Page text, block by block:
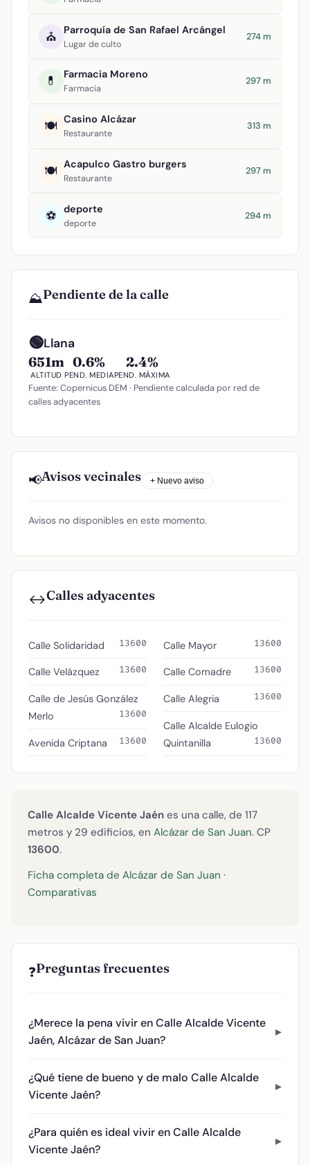
⛪ Parroquía de San Rafael Arcángel
Lugar de culto
274 m
💊 Farmacia Moreno
Farmacia
297 m
🍽️ Casino Alcázar
Restaurante
313 m
🍽️ Acapulco Gastro burgers
Restaurante
297 m
⚽ deporte
deporte
294 m
⛰️Pendiente de la calle
🟢Llana
651m
ALTITUD
0.6%
PEND. MEDIA
2.4%
PEND. MÁXIMA
Fuente: Copernicus DEM · Pendiente calculada por red de
calles adyacentes
📢Avisos vecinales + Nuevo aviso
Avisos no disponibles en este momento.
↔️Calles adyacentes
Calle Solidaridad 13600
Calle Velázquez 13600
Calle de Jesús González
Merlo
13600
Avenida Criptana 13600
Calle Mayor 13600
Calle Comadre 13600
Calle Alegria 13600
Calle Alcalde Eulogio
Quintanilla
13600
Calle Alcalde Vicente Jaén es una calle, de 117
metros y 29 edificios, en Alcázar de San Juan. CP
13600.
Ficha completa de Alcázar de San Juan ·
Comparativas
❓Preguntas frecuentes
¿Merece la pena vivir en Calle Alcalde Vicente
Jaén, Alcázar de San Juan?
¿Qué tiene de bueno y de malo Calle Alcalde
Vicente Jaén?
¿Para quién es ideal vivir en Calle Alcalde
Vicente Jaén?